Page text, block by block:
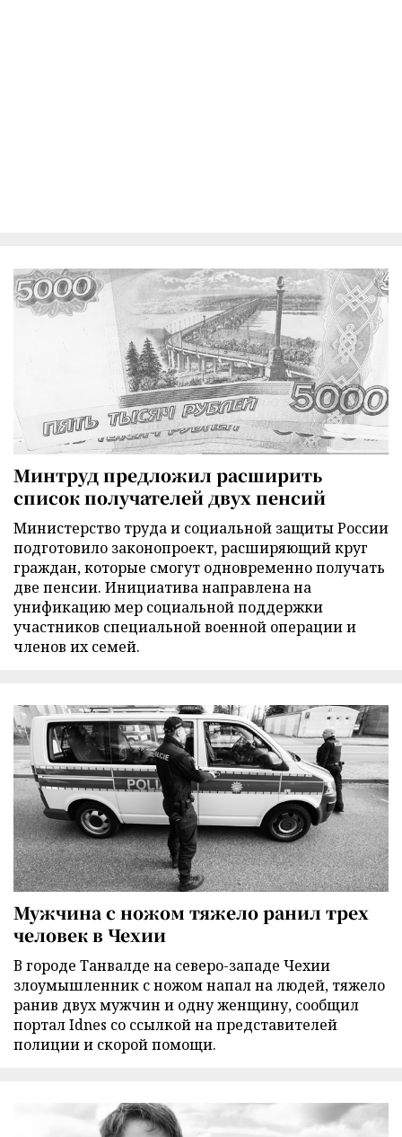
Минтруд предложил расширить
список получателей двух пенсий
Министерство труда и социальной защиты России
подготовило законопроект, расширяющий круг
граждан, которые смогут одновременно получать
две пенсии. Инициатива направлена на
унификацию мер социальной поддержки
участников специальной военной операции и
членов их семей.
Мужчина с ножом тяжело ранил трех
человек в Чехии
В городе Танвалде на северо-западе Чехии
злоумышленник с ножом напал на людей, тяжело
ранив двух мужчин и одну женщину, сообщил
портал Idnes со ссылкой на представителей
полиции и скорой помощи.